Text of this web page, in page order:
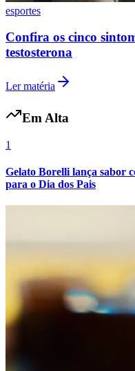
Cruzeiro
esportes
Confira os cinco
testosterona
Ler matéria
Em Alta
1
Gelato Borelli lança sabor
para o Dia dos Pais